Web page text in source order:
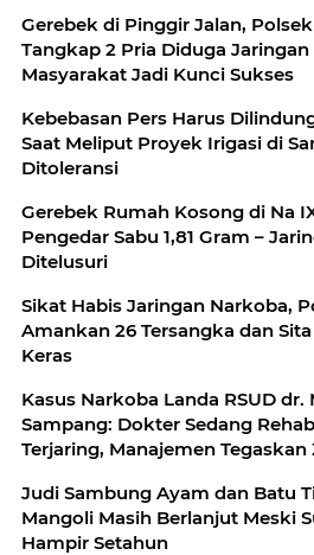
Gerebek di Pinggir Jalan,
Tangkap 2 Pria Diduga Jaringan
Masyarakat Jadi Kunci Sukses
Kebebasan Pers Harus
Saat Meliput Proyek Irigasi di
Ditoleransi
Gerebek Rumah Kosong di Na
Pengedar Sabu 1,81 Gram –
Ditelusuri
Sikat Habis Jaringan Narkoba,
Amankan 26 Tersangka dan
Keras
Kasus Narkoba Landa RSUD
Sampang: Dokter Sedang
Terjaring, Manajemen Tegaskan
Judi Sambung Ayam dan Batu
Mangoli Masih Berlanjut Meski
Hampir Setahun